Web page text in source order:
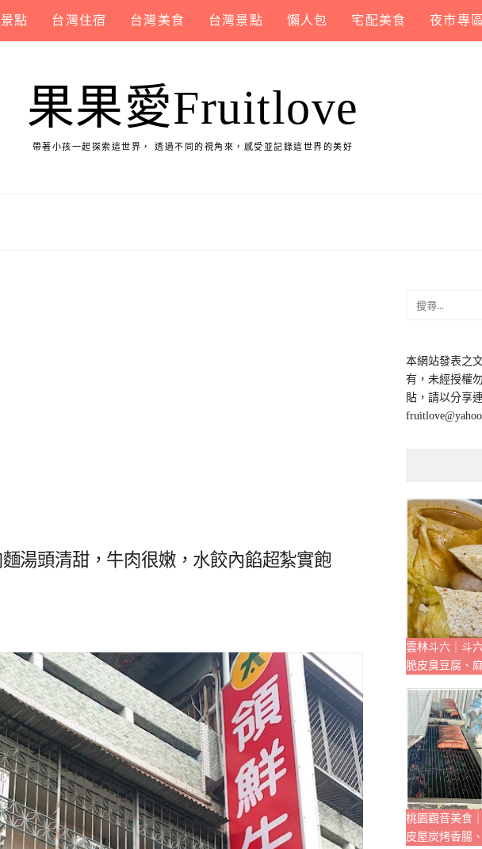
點 台灣住宿 台灣美食 台灣景點 懶人包 宅配美食 夜市專區
果果愛Fruitlove
帶著小孩一起探索這世界， 透過不同的視角來，感受並記錄這世界的美好
湯頭清甜，牛肉很嫩，水餃內餡超紮實飽
鍵
字:
本網站發表之
有，未經授權
貼，請以分享
雲林斗六｜斗
脆皮臭豆腐、
桃園觀音美食
皮屋炭烤香腸